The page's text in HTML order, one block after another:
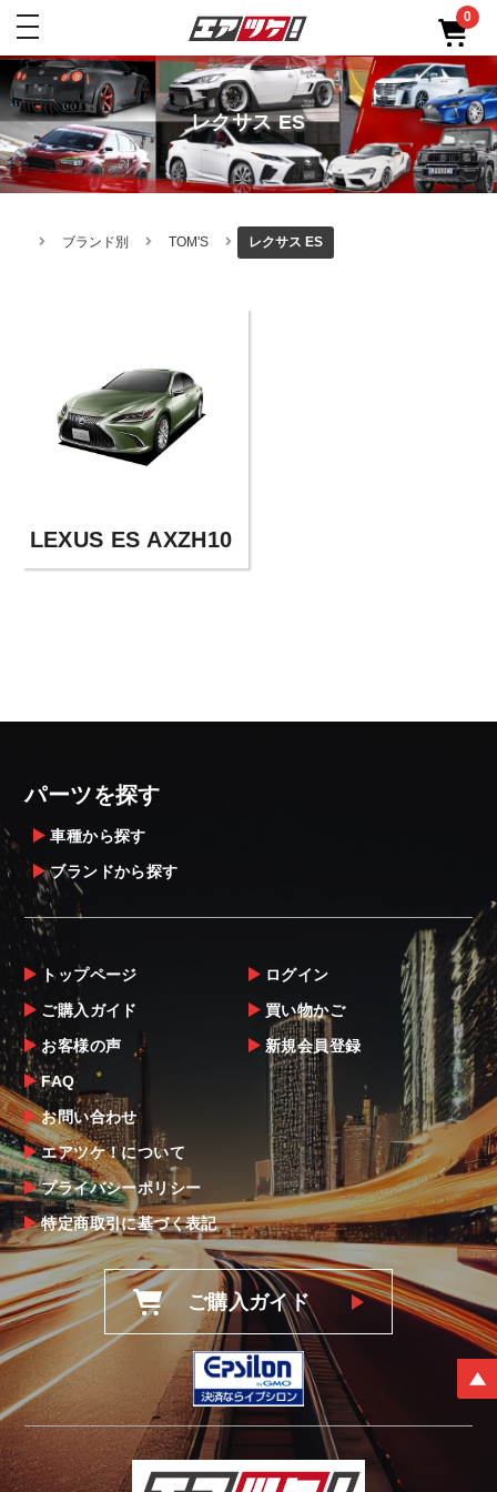
toggle
0
レクサス ES
ブランド別 TOM'S レクサス ES
LEXUS ES AXZH10
パーツを探す
車種から探す
ブランドから探す
トップページ
ご購入ガイド
お客様の声
FAQ
お問い合わせ
エアツケ！について
プライバシーポリシー
特定商取引に基づく表記
ログイン
買い物かご
新規会員登録
ご購入ガイド